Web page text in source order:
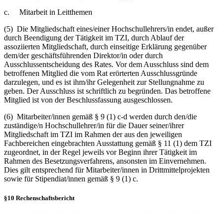
c. Mitarbeit in Leitthemen
(5) Die Mitgliedschaft eines/einer Hochschullehrers/in endet, außer
durch Beendigung der Tätigkeit im TZI, durch Ablauf der
assoziierten Mitgliedschaft, durch einseitige Erklärung gegenüber
dem/der geschäftsführenden Direktor/in oder durch
Ausschlussentscheidung des Rates. Vor dem Ausschluss sind dem
betroffenen Mitglied die vom Rat erörterten Ausschlussgründe
darzulegen, und es ist ihm/ihr Gelegenheit zur Stellungnahme zu
geben. Der Ausschluss ist schriftlich zu begründen. Das betroffene
Mitglied ist von der Beschlussfassung ausgeschlossen.
(6) Mitarbeiter/innen gemäß § 9 (1) c-d werden durch den/die
zuständige/n Hochschullehrer/in für die Dauer seiner/ihrer
Mitgliedschaft im TZI im Rahmen der aus den jeweiligen
Fachbereichen eingebrachten Ausstattung gemäß § 11 (1) dem TZI
zugeordnet, in der Regel jeweils vor Beginn ihrer Tätigkeit im
Rahmen des Besetzungsverfahrens, ansonsten im Einvernehmen.
Dies gilt entsprechend für Mitarbeiter/innen in Drittmittelprojekten
sowie für Stipendiat/innen gemäß § 9 (1) c.
§10 Rechenschaftsbericht